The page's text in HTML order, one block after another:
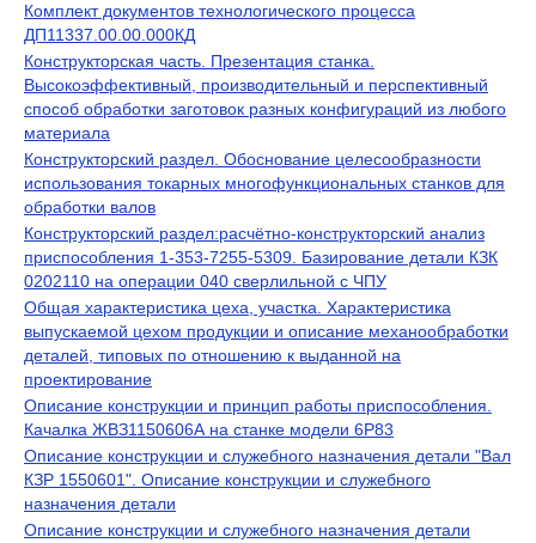
Комплект документов технологического процесса
ДП11337.00.00.000КД
Конструкторская часть. Презентация станка.
Высокоэффективный, производительный и перспективный
способ обработки заготовок разных конфигураций из любого
материала
Конструкторский раздел. Обоснование целесообразности
использования токарных многофункциональных станков для
обработки валов
Конструкторский раздел:расчётно-конструкторский анализ
приспособления 1-353-7255-5309. Базирование детали КЗК
0202110 на операции 040 сверлильной с ЧПУ
Общая характеристика цеха, участка. Характеристика
выпускаемой цехом продукции и описание механообработки
деталей, типовых по отношению к выданной на
проектирование
Описание конструкции и принцип работы приспособления.
Качалка ЖВЗ1150606А на станке модели 6Р83
Описание конструкции и служебного назначения детали "Вал
КЗР 1550601". Описание конструкции и служебного
назначения детали
Описание конструкции и служебного назначения детали